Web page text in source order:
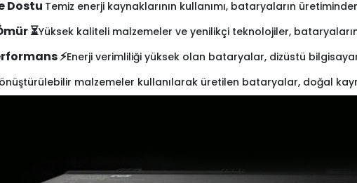
Dostu Temiz enerji kaynaklarının kullanımı, bataryaların
⏳Yüksek kaliteli malzemeler ve yenilikçi teknolojiler,
⚡Enerji verimliliği yüksek olan bataryalar, dizüstü
malzemeler kullanılarak üretilen bataryalar, doğal